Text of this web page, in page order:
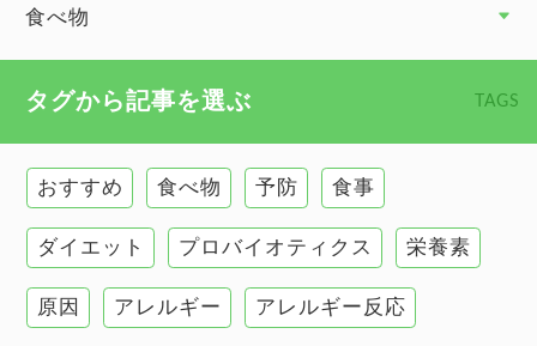
慢性疲労
甲状腺
肌
肝臓の健康
食べ物
タグから記事を選ぶ TAGS
おすすめ 食べ物 予防 食事
ダイエット プロバイオティクス 栄養素
原因 アレルギー アレルギー反応